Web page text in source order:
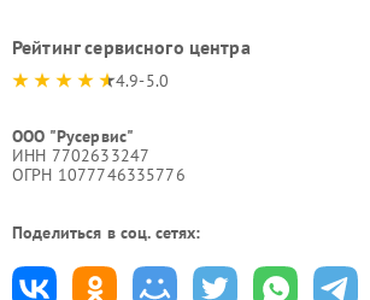
Рейтинг сервисного центра
4.9-5.0
ООО "Русервис"
ИНН 7702633247
ОГРН 1077746335776
Поделиться в соц. сетях: